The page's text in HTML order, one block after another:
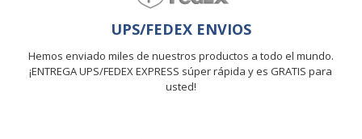
UPS/FEDEX ENVIOS
Hemos enviado miles de nuestros productos a todo el mundo.
¡ENTREGA UPS/FEDEX EXPRESS súper rápida y es GRATIS para
usted!